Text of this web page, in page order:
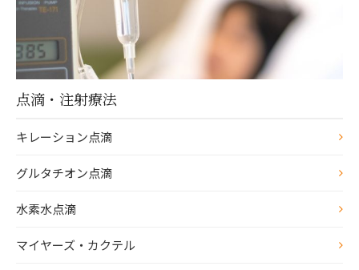
点滴・注射療法
キレーション点滴
グルタチオン点滴
水素水点滴
マイヤーズ・カクテル